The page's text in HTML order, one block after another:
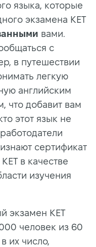
языка, которые
экзамена KET
вами.
с
в путешествии
легкую
английским
что добавит вам
этот язык не
сертификат
в качестве
изучения
экзамен KET
человек из 60
их число,